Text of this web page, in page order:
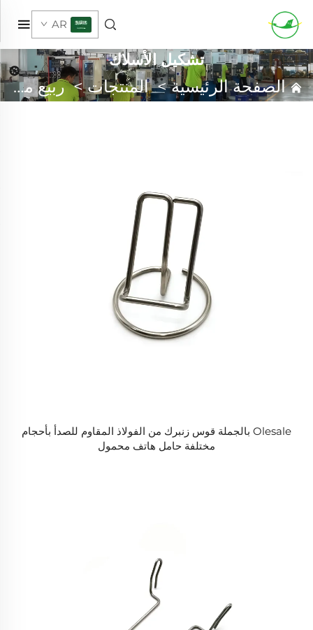
AR
تشكيل الأسلاك
الصفحة الرئيسية>المنتجات>ربيع مخصص
Olesale بالجملة قوس زنبرك من الفولاذ المقاوم للصدأ بأحجام
مختلفة حامل هاتف محمول